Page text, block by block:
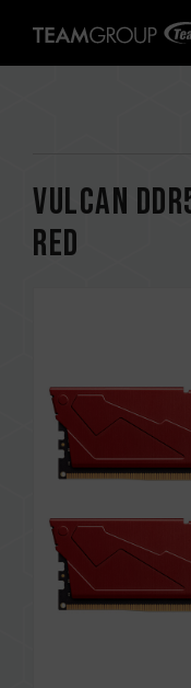
VULCAN
RED